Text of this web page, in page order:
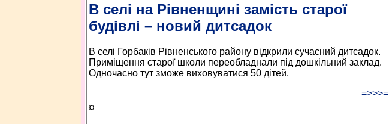
В селі на Рівненщині замість старої
будівлі – новий дитсадок
В селі Горбаків Рівненського району відкрили сучасний дитсадок.
Приміщення старої школи переобладнали під дошкільний заклад.
Одночасно тут зможе виховуватися 50 дітей.
=>>>=
¤